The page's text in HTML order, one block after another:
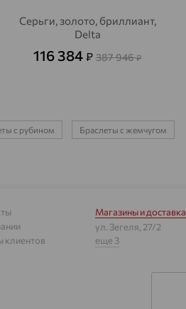
Серьги, золото, бриллиант,
Delta
116 384 ₽ 387 946₽
с рубином Браслеты с жемчугом
клиентов
Магазины и доставка
ул. Зегеля, 27/2
еще 3